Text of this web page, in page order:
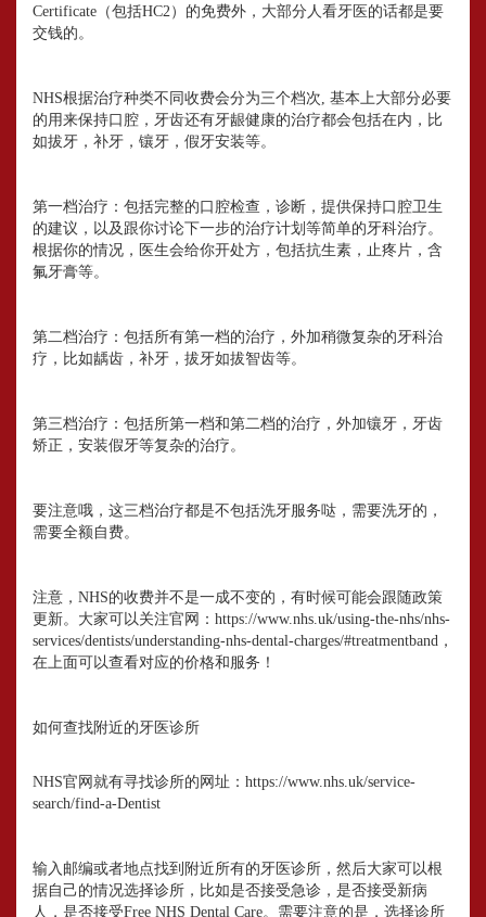
Certificate（包括HC2）的免费外，大部分人看牙医的话都是要
交钱的。
NHS根据治疗种类不同收费会分为三个档次, 基本上大部分必要
的用来保持口腔，牙齿还有牙龈健康的治疗都会包括在内，比
如拔牙，补牙，镶牙，假牙安装等。
第一档治疗：包括完整的口腔检查，诊断，提供保持口腔卫生
的建议，以及跟你讨论下一步的治疗计划等简单的牙科治疗。
根据你的情况，医生会给你开处方，包括抗生素，止疼片，含
氟牙膏等。
第二档治疗：包括所有第一档的治疗，外加稍微复杂的牙科治
疗，比如龋齿，补牙，拔牙如拔智齿等。
第三档治疗：包括所第一档和第二档的治疗，外加镶牙，牙齿
矫正，安装假牙等复杂的治疗。
要注意哦，这三档治疗都是不包括洗牙服务哒，需要洗牙的，
需要全额自费。
注意，NHS的收费并不是一成不变的，有时候可能会跟随政策
更新。大家可以关注官网：https://www.nhs.uk/using-the-nhs/nhs-
services/dentists/understanding-nhs-dental-charges/#treatmentband，
在上面可以查看对应的价格和服务！
如何查找附近的牙医诊所
NHS官网就有寻找诊所的网址：https://www.nhs.uk/service-
search/find-a-Dentist
输入邮编或者地点找到附近所有的牙医诊所，然后大家可以根
据自己的情况选择诊所，比如是否接受急诊，是否接受新病
人，是否接受Free NHS Dental Care。需要注意的是，选择诊所